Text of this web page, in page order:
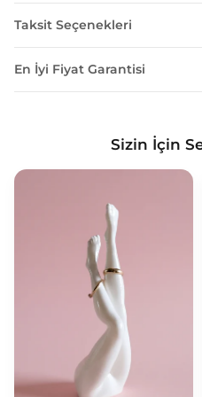
Taksit Seçenekleri
En İyi Fiyat Garantisi
Sizin İçin